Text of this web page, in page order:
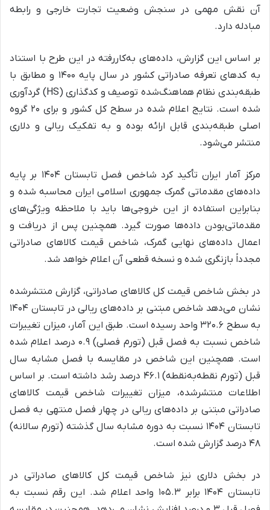
آن نقش مهمی در سنجش وضعیت تجارت خارجی و رابطه
مبادله دارد.
بر اساس این گزارش، داده‌های به‌کاررفته در این طرح با استناد
به کدهای تعرفه صادراتی کشور در سال پایه ۱۴۰۰ و مطابق با
طبقه‌بندی نظام هماهنگ‌شده توصیف و کدگذاری (HS) گردآوری
شده است. نتایج اعلام شده در سطح کل کشور و برای ۲۰ گروه
اصلی طبقه‌بندی قابل ارائه بوده و به تفکیک ریالی و دلاری
منتشر می‌شود.
مرکز آمار ایران تأکید کرد شاخص فصل تابستان ۱۴۰۴ بر پایه
داده‌های مقدماتی گمرک جمهوری اسلامی ایران محاسبه شده و
بنابراین استفاده از این خروجی‌ها باید با ملاحظه ویژگی‌های
مقدماتی‌بودن داده‌ها صورت گیرد. همچنین پس از دریافت و
اعمال داده‌های نهایی گمرک، شاخص قیمت کالاهای صادراتی
مجدداً بازنگری شده و نسخه قطعی آن اعلام خواهد شد.
در بخش شاخص قیمت کل کالاهای صادراتی، گزارش منتشرشده
نشان می‌دهد شاخص مبتنی بر داده‌های ریالی در تابستان ۱۴۰۴
به سطح ۳۲۰.۶ واحد رسیده است. طبق این آمار، میزان تغییرات
شاخص نسبت به فصل قبل (تورم فصلی) ۰.۹ درصد اعلام شده
است. همچنین این شاخص در مقایسه با فصل مشابه سال
قبل (تورم نقطه‌به‌نقطه) ۴۶.۱ درصد رشد داشته است. بر اساس
اطلاعات منتشرشده، میزان تغییرات شاخص قیمت کالاهای
صادراتی مبتنی بر داده‌های ریالی در چهار فصل منتهی به فصل
تابستان ۱۴۰۴ نسبت به دوره مشابه سال گذشته (تورم سالانه)
۴۸ درصد گزارش شده است.
در بخش دلاری نیز شاخص قیمت کل کالاهای صادراتی در
تابستان ۱۴۰۴ برابر ۱۰۵.۳ واحد اعلام شد. این رقم نسبت به